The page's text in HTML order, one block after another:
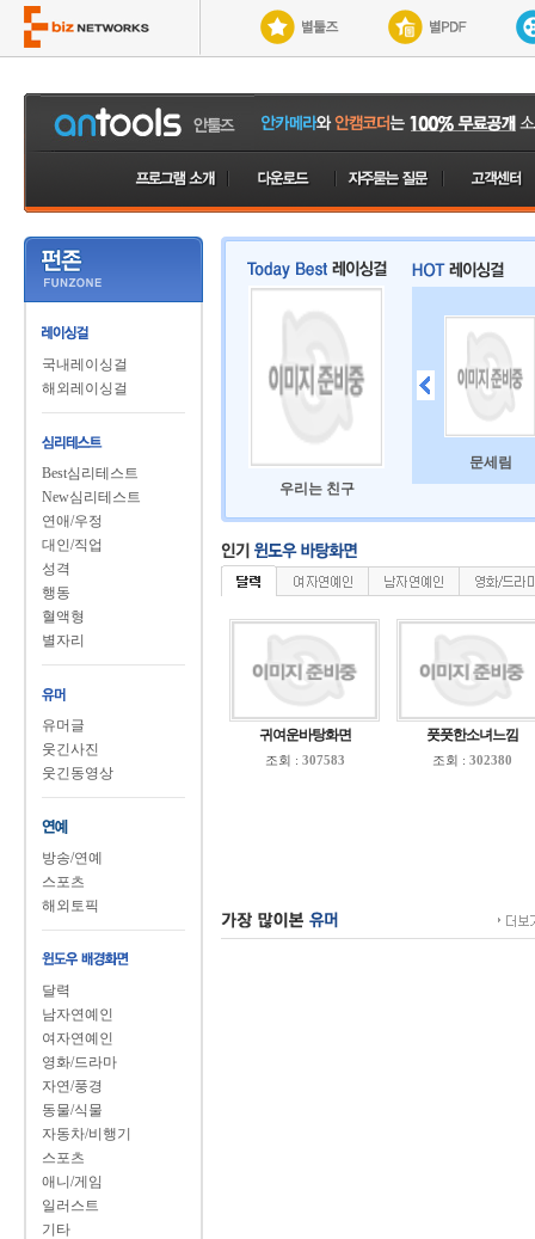
국내레이싱걸
해외레이싱걸
Best심리테스트
New심리테스트
연애/우정
대인/직업
성격
행동
혈액형
별자리
유머글
웃긴사진
웃긴동영상
방송/연예
스포츠
해외토픽
달력
남자연예인
여자연예인
영화/드라마
자연/풍경
동물/식물
자동차/비행기
스포츠
애니/게임
일러스트
기타
우리는 친구
문세림
샤방샤...
귀여운바탕화면
조회 : 307583
풋풋한소녀느낌
조회 : 302380